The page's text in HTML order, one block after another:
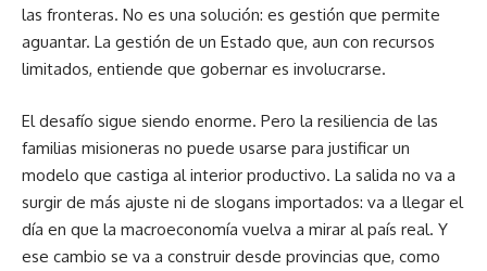
las fronteras. No es una solución: es gestión que permite
aguantar. La gestión de un Estado que, aun con recursos
limitados, entiende que gobernar es involucrarse.
El desafío sigue siendo enorme. Pero la resiliencia de las
familias misioneras no puede usarse para justificar un
modelo que castiga al interior productivo. La salida no va a
surgir de más ajuste ni de slogans importados: va a llegar el
día en que la macroeconomía vuelva a mirar al país real. Y
ese cambio se va a construir desde provincias que, como